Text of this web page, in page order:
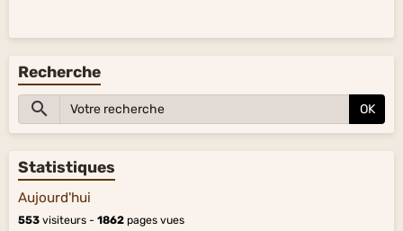
Recherche
OK
Statistiques
Aujourd'hui
553 visiteurs - 1862 pages vues